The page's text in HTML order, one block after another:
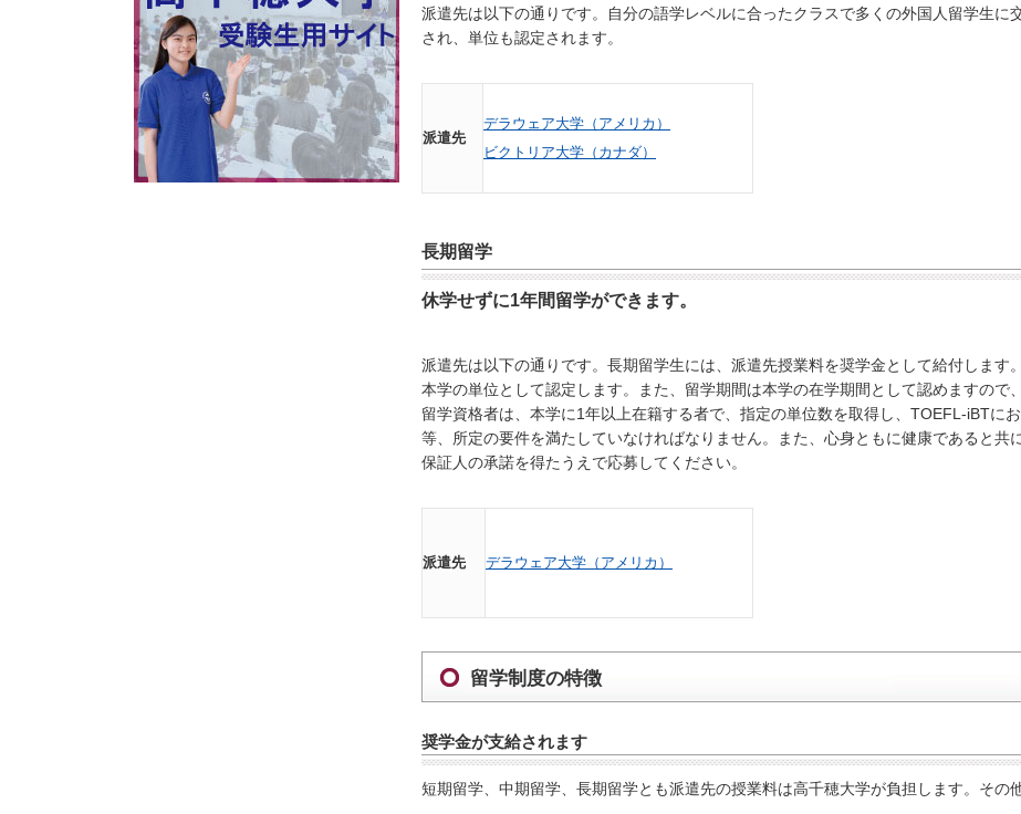
派遣先は以下の通り です。自分の語学レベルに合ったクラスで多くの外国人留学生
され、単位も認定されます。
派遣先
デラウェア大学（アメリカ）
ビクトリア大学（カナダ）
長期留学
休学せずに1年間留学ができます。
派遣先は以下の通り です。長期留学生には、派遣先授業料を奨学金として給付します
本学の単位として認定します。また、留学期間は本学の在学期間として認めますので
留学資格者は、本学に1年以上在籍する者で、指定の単位数を取得し、TOEFL‐iBTに
等、所定の要件を満たしていなければなりません。また、心身ともに健康であると共
保証人の承諾を得たうえで応募してください。
派遣先 デラウェア大学（アメリカ）
留学制度の特徴
奨学金が支給されます
短期留学、中期留学、長期留学とも派遣先の授業料は高千穂大学が負担します。その